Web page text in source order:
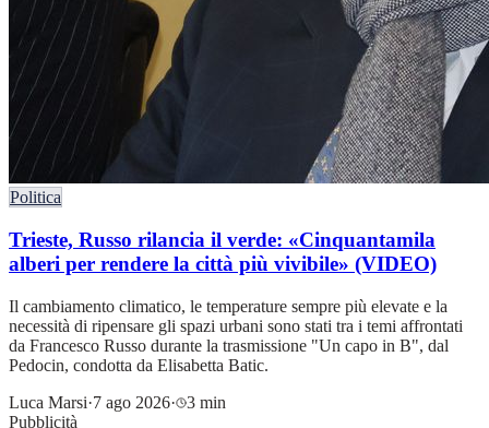
Politica
Trieste, Russo rilancia il verde: «Cinquantamila
alberi per rendere la città più vivibile» (VIDEO)
Il cambiamento climatico, le temperature sempre più elevate e la
necessità di ripensare gli spazi urbani sono stati tra i temi affrontati
da Francesco Russo durante la trasmissione "Un capo in B", dal
Pedocin, condotta da Elisabetta Batic.
Luca Marsi·7 ago 2026·
3 min
Pubblicità